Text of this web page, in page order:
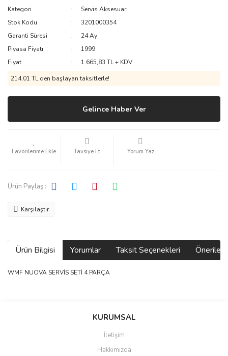
Kategori
Servis Aksesuarı
Stok Kodu
3201000354
Garanti Süresi
24 Ay
Piyasa Fiyatı
1999
Fiyat
1.665,83 TL + KDV
214,01 TL den başlayan taksitlerle!
Gelince Haber Ver
Tavsiye Et Yorum Yaz
Ürün Paylaş :
Karşılaştır
Ürün Bilgisi Yorumlar Taksit Seçenekleri
WMF NUOVA SERVİS SETİ 4 PARÇA
Bu ürüne ilk yorumu siz yapın!
Ürün resmi kalitesiz, bozuk veya görüntülenemiyor.
KURUMSAL
İletişim
Hakkımızda